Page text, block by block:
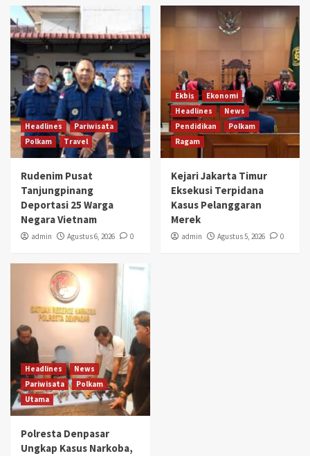
Headlines
Pariwisata
Polkam
Travel
Rudenim Pusat
Tanjungpinang
Deportasi 25 Warga
Negara Vietnam
admin Agustus 6, 2026 0
Ekbis
Ekonomi
Headlines
News
Pendidikan
Polkam
Ragam
Kejari Jakarta Timur
Eksekusi Terpidana
Kasus Pelanggaran
Merek
admin Agustus 5, 2026 0
Headlines
News
Pariwisata
Polkam
Utama
Polresta Denpasar
Ungkap Kasus Narkoba,